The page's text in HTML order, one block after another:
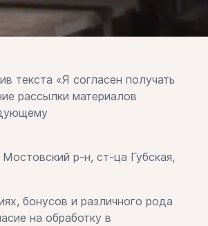
текста «Я согласен получать
рассылки материалов
р-н, ст-ца Губская,
бонусов и различного рода
на обработку в